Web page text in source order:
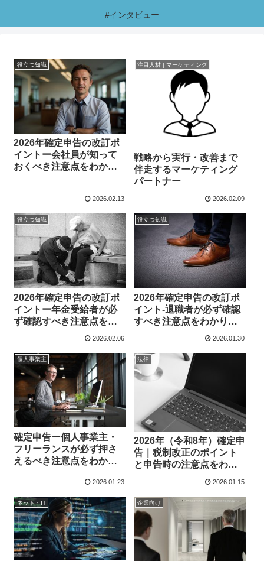
#インタビュー
役立つ知識
2026年確定申告の改訂ポ
イントー会社員が知って
おくべき注意点をわかり
2026.02.13
注目人材 | マーケティング
戦略から実行・改善まで
伴走するマーケティング
パートナー
2026.02.09
役立つ知識
2026年確定申告の改訂ポ
イントー年金受給者が必
ず確認すべき注意点をわ
2026.02.06
役立つ知識
2026年確定申告の改訂ポ
イント-退職者が必ず確認
すべき注意点をわかりや
2026.01.30
個人事業主
確定申告ー個人事業主・
フリーランスが必ず押さ
えるべき注意点をわかり
2026.01.23
法律
2026年（令和8年）確定申
告｜税制改正のポイント
と申告時の注意点をわか
2026.01.15
ネット・IT 企業向け